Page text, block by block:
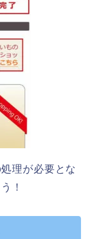
理が必要とな
！